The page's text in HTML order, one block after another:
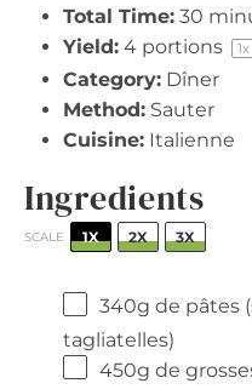
Total Time: 30
Yield: 4 portions 1x
Category: Dîner
Method: Sauter
Cuisine: Italienne
Ingredients
SCALE 1X 2X 3X
340g de pâtes
tagliatelles)
450g de